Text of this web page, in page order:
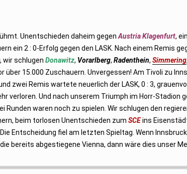
Unentschieden daheim gegenAustria Klagenfurt,
ein 2 : 0-Erfolg gegen den LASK. Nach einem Remis
wir schlugenDonawitz, Vorarlberg,Radenthein,Simmering
über 15.000 Zuschauern. Unvergessen! Am Tivoli zu
zwei Remis wartete neuerlich der LASK, 0 : 3,
verloren. Und nach unserem Triumph im Horr-Stadion
waren noch zu spielen. Wir schlugen den
beim torlosen Unentschieden zumSCEins
Entscheidung fiel am letzten Spieltag. Wenn
bereits abgestiegene Vienna, dann wäre dies unser